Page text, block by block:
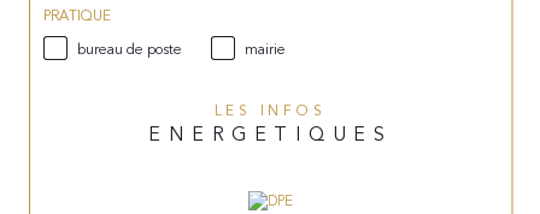
PRATIQUE
bureau de poste
mairie
LES INFOS
ENERGETIQUES